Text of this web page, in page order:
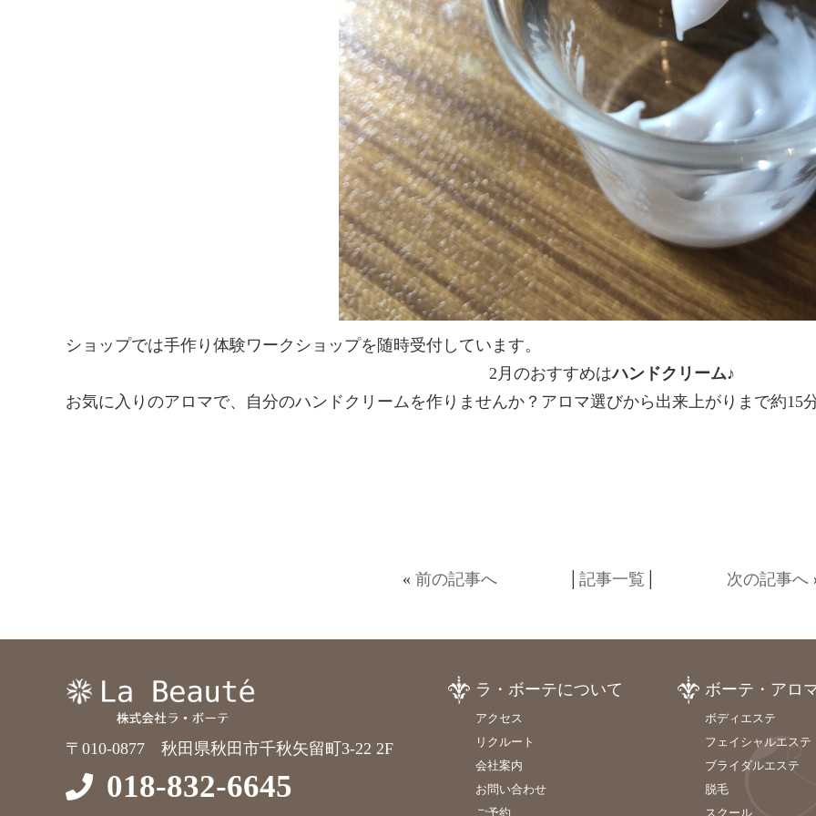
ショップでは手作り体験ワークショップを随時受付しています。
2月のおすすめはハンドクリーム♪
お気に入りのアロマで、自分のハンドクリームを作りませんか？アロマ選びから出来上がりまで約15
« 前の記事へ 記事一覧 次の記事へ
〒010-0877 秋田県秋田市千秋矢留町3-22 2F
018-832-6645
ラ・ボーテについて
アクセス
リクルート
会社案内
お問い合わせ
ご予約
ボーテ・アロ
ボディエステ
フェイシャルエステ
ブライダルエステ
脱毛
スクール